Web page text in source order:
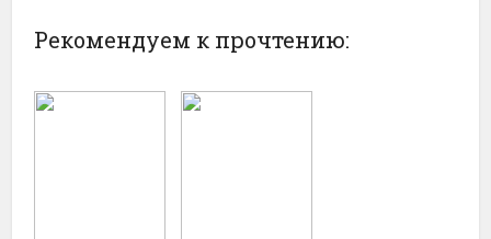
Рекомендуем к прочтению: